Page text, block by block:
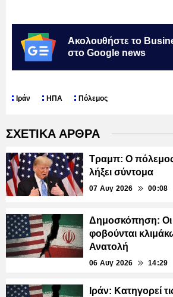
Ακολουθήστε το
στο Google news
Ιράν ΗΠΑ Πόλεμος
ΣΧΕΤΙΚΑ ΑΡΘΡΑ
Τραμπ: Ο πόλεμος
λήξει σύντομα
07 Αυγ 2026 00:08
Δημοσκόπηση: Οι
φοβούνται
Ανατολή
06 Αυγ 2026 14:29
Ιράν: Κατηγορεί